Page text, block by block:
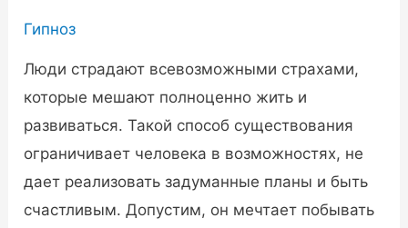
Гипноз
Люди страдают всевозможными страхами,
которые мешают полноценно жить и
развиваться. Такой способ существования
ограничивает человека в возможностях, не
дает реализовать задуманные планы и быть
счастливым. Допустим, он мечтает побывать